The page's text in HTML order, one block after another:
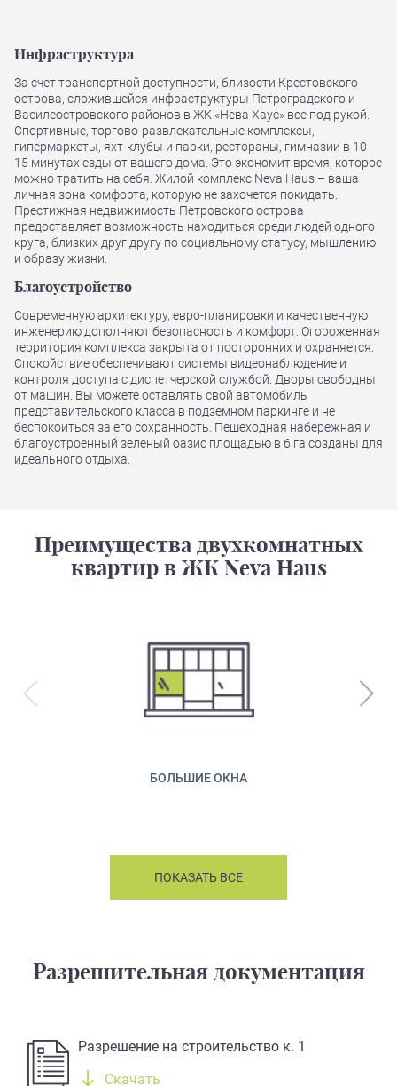
Инфраструктура
За счет транспортной доступности, близости Крестовского
острова, сложившейся инфраструктуры Петроградского и
Василеостровского районов в ЖК «Нева Хаус» все под рукой.
Спортивные, торгово-развлекательные комплексы,
гипермаркеты, яхт-клубы и парки, рестораны, гимназии в 10–
15 минутах езды от вашего дома. Это экономит время, которое
можно тратить на себя. Жилой комплекс Neva Haus – ваша
личная зона комфорта, которую не захочется покидать.
Престижная недвижимость Петровского острова
предоставляет возможность находиться среди людей одного
круга, близких друг другу по социальному статусу, мышлению
и образу жизни.
Благоустройство
Современную архитектуру, евро-планировки и качественную
инженерию дополняют безопасность и комфорт. Огороженная
территория комплекса закрыта от посторонних и охраняется.
Спокойствие обеспечивают системы видеонаблюдение и
контроля доступа с диспетчерской службой. Дворы свободны
от машин. Вы можете оставлять свой автомобиль
представительского класса в подземном паркинге и не
беспокоиться за его сохранность. Пешеходная набережная и
благоустроенный зеленый оазис площадью в 6 га созданы для
идеального отдыха.
Преимущества двухкомнатных
квартир в ЖК Neva Haus
БОЛЬШИЕ ОКНА
ПОКАЗАТЬ ВСЕ
Разрешительная документация
Разрешение на строительство к. 1
Скачать